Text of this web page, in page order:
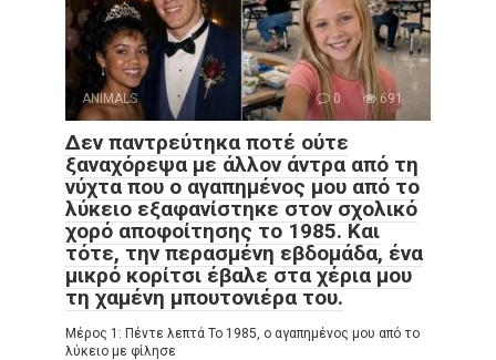
ANIMALS 0 691
Δεν παντρεύτηκα ποτέ ούτε
ξαναχόρεψα με άλλον άντρα από τη
νύχτα που ο αγαπημένος μου από το
λύκειο εξαφανίστηκε στον σχολικό
χορό αποφοίτησης το 1985. Και
τότε, την περασμένη εβδομάδα, ένα
μικρό κορίτσι έβαλε στα χέρια μου
τη χαμένη μπουτονιέρα του.
Μέρος 1: Πέντε λεπτά Το 1985, ο αγαπημένος μου από το
λύκειο με φίλησε